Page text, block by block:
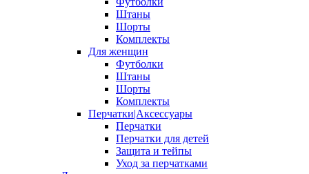
Штаны
Шорты
Комплекты
Для женщин
Футболки
Штаны
Шорты
Комплекты
Перчатки|Аксессуары
Перчатки
Перчатки для детей
Защита и тейпы
Уход за перчатками